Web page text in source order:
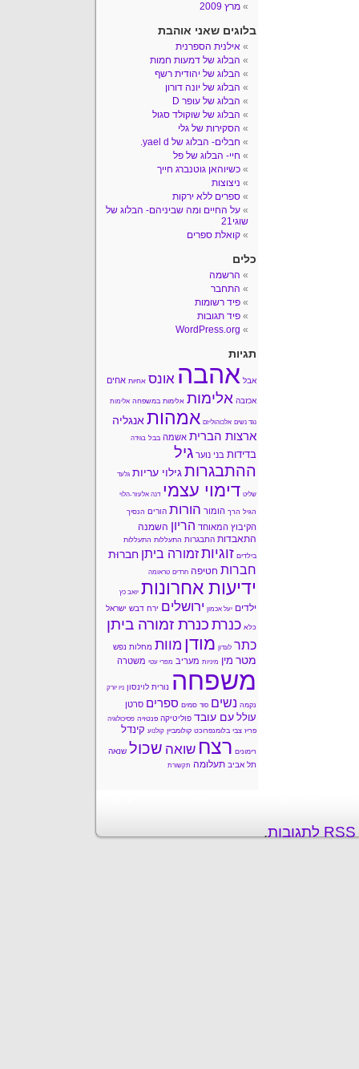
מרץ 2009
בלוגים שאני אוהבת
אילנית הספרנית
הבלוג של דמעות חמות
הבלוג של יהודית רשף
הבלוג של יונה דורון
הבלוג של עופר D
הבלוג של שוקולד סגול
הסקירות של גלי
חבלים- הבלוג של yael d.
חיי- הבלוג של פל
כשיוהאן גוטנברג חייך
ניצוצות
ספרים ללא ירקות
על החיים ומה שביניהם- הבלוג של
שוגי21
קואלת ספרים
כלים
הרשמה
התחבר
פיד רשומות
פיד תגובות
WordPress.org
תגיות
אבל אהבה אונס אחיות אחים
אכזבה אלימות אלימות במשפחה אלימות
נגד נשים אלכוהוליזם אמהותאנגליה
ארצות הברית אשמה בבל בגידה
בדידות בני נוער גיל
ההתבגרות גילוי עריות גלעד
שליט דימוי עצמי דנה אלעזר-הלוי
הגיל הרך הומור הורות הורים הנסיך
הקיבוץ המאוחד הריון השמנה
התאבדות התבגרות התעללות התעללות
בילדים זוגיותזמורה ביתן חברוּת
חברות חטיפה חרדים טראומה
ידיעות אחרונות יואב כץ
ילדים יעל אכמון ירושלים ירח דבש ישראל
כלא כנרת כנרת זמורה ביתן
כתר לונדון מודן מוות מחלות נפש
מטר מין מיניות מעריב מפרי עטי משטרה
משפחה נורית לוינסון ניו יורק
נקמה נשים סוד סמים ספרים סרטן
עולל עם עובד פוליטיקה פנטזיה פסיכולוגיה
פריז צבי בלומנפרוכט קולומביין קולנוע קינדל
רימונים רצח שואה שכול שנאה
תל אביב תעלומה תקשורת
.